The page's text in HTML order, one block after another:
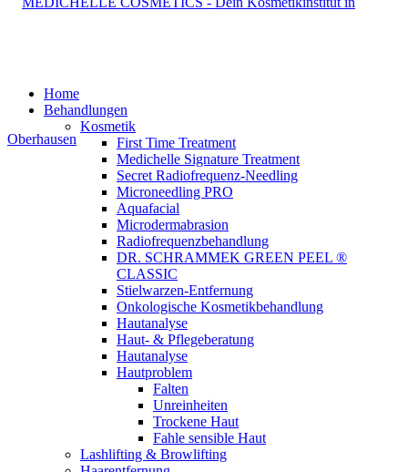
Home
Behandlungen
Kosmetik
First Time Treatment
Medichelle Signature Treatment
Secret Radiofrequenz-Needling
Microneedling PRO
Aquafacial
Microdermabrasion
Radiofrequenzbehandlung
DR. SCHRAMMEK GREEN PEEL ®
CLASSIC
Stielwarzen-Entfernung
Onkologische Kosmetikbehandlung
Hautanalyse
Haut- & Pflegeberatung
Hautanalyse
Hautproblem
Falten
Unreinheiten
Trockene Haut
Fahle sensible Haut
Lashlifting & Browlifting